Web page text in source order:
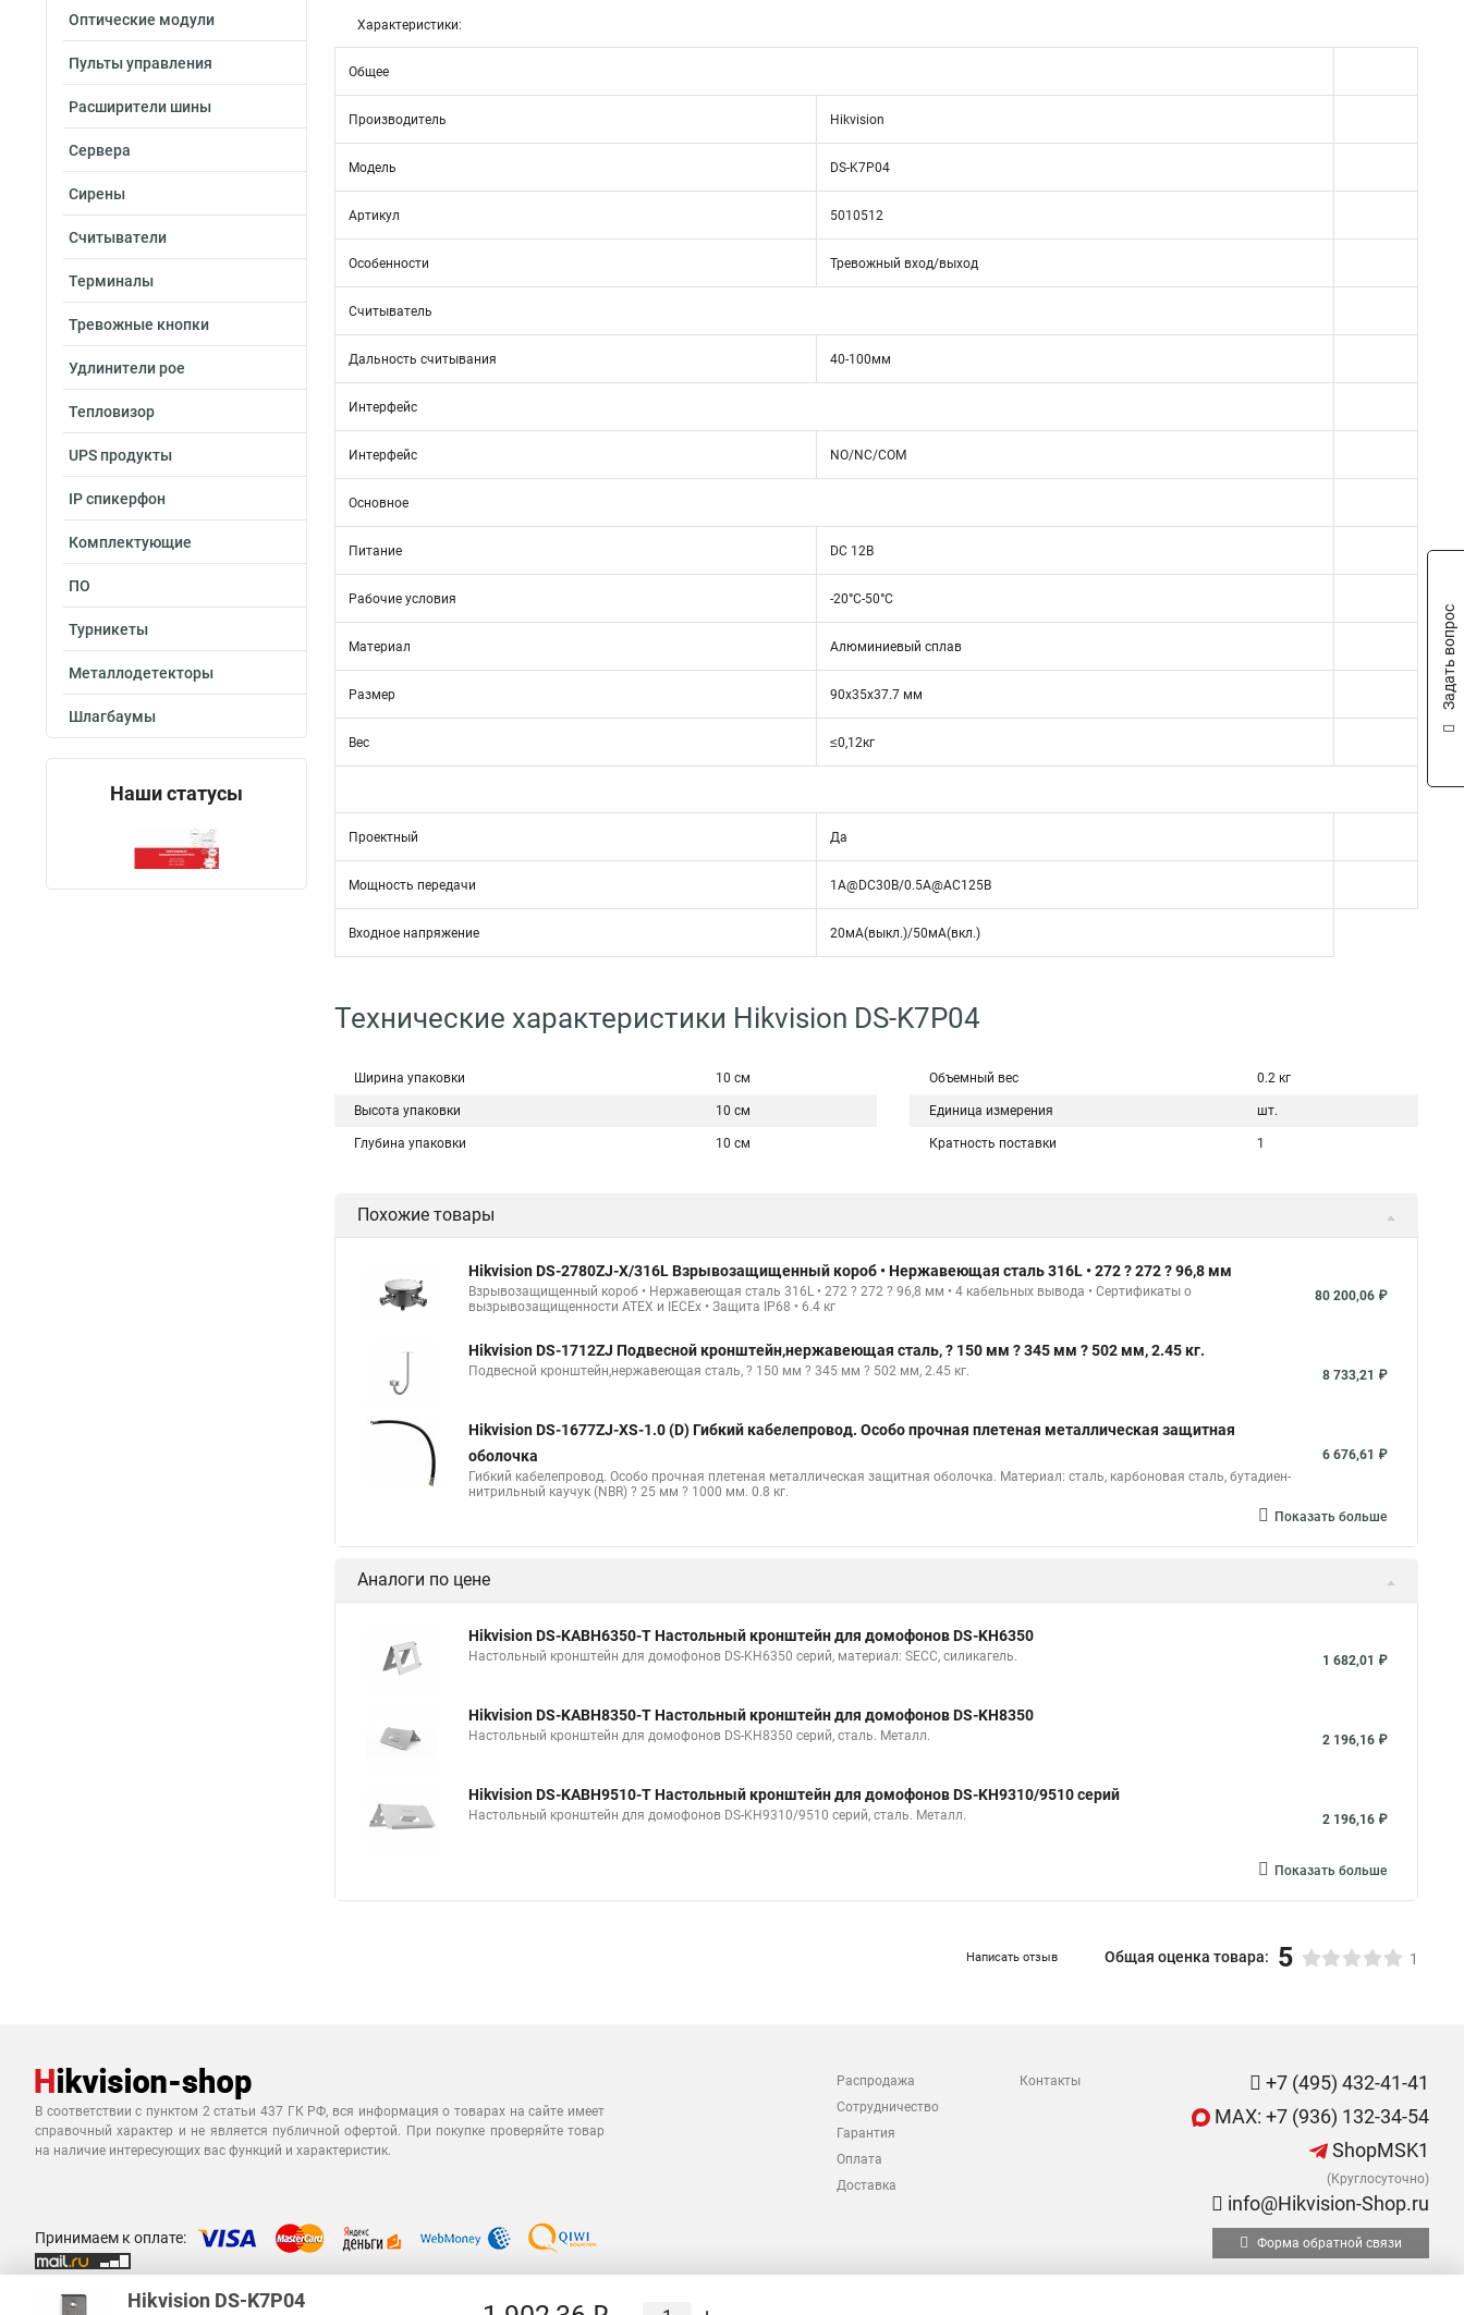
Оптические модули
Пульты управления
Расширители шины
Сервера
Сирены
Считыватели
Терминалы
Тревожные кнопки
Удлинители poe
Тепловизор
UPS продукты
IP спикерфон
Комплектующие
ПО
Турникеты
Металлодетекторы
Шлагбаумы
Наши статусы
Характеристики:
Общее
Производитель Hikvision
Модель DS-K7P04
Артикул 5010512
Особенности Тревожный вход/выход
Считыватель
Дальность считывания 40-100мм
Интерфейс
Интерфейс NO/NC/COM
Основное
Питание DC 12В
Рабочие условия -20°С-50°С
Материал Алюминиевый сплав
Размер 90x35x37.7 мм
Вес ≤0,12кг
Проектный Да
Мощность передачи 1А@DC30В/0.5А@AC125В
Входное напряжение 20мА(выкл.)/50мА(вкл.)
Технические характеристики Hikvision DS-K7P04
Ширина упаковки 10 см
Высота упаковки 10 см
Глубина упаковки 10 см
Объемный вес 0.2 кг
Единица измерения шт.
Кратность поставки 1
Похожие товары
Hikvision DS-2780ZJ-X/316L Взрывозащищенный короб • Нержавеющая сталь 316L • 272 ? 272 ? 96,8 мм
Взрывозащищенный короб • Нержавеющая сталь 316L • 272 ? 272 ? 96,8 мм • 4 кабельных вывода • Сертификаты о
вызрывозащищенности ATEX и IECEx • Защита IP68 • 6.4 кг
80 200,06 ₽
Hikvision DS-1712ZJ Подвесной кронштейн,нержавеющая сталь, ? 150 мм ? 345 мм ? 502 мм, 2.45 кг.
Подвесной кронштейн,нержавеющая сталь, ? 150 мм ? 345 мм ? 502 мм, 2.45 кг. 8 733,21 ₽
Hikvision DS-1677ZJ-XS-1.0 (D) Гибкий кабелепровод. Особо прочная плетеная металлическая защитная
оболочка
Гибкий кабелепровод. Особо прочная плетеная металлическая защитная оболочка. Материал: сталь, карбоновая сталь, бутадиен-
нитрильный каучук (NBR) ? 25 мм ? 1000 мм. 0.8 кг.
6 676,61 ₽
Показать больше
Аналоги по цене
Hikvision DS-KABH6350-T Настольный кронштейн для домофонов DS-KH6350
Настольный кронштейн для домофонов DS-KH6350 серий, материал: SECC, силикагель. 1 682,01 ₽
Hikvision DS-KABH8350-T Настольный кронштейн для домофонов DS-KH8350
Настольный кронштейн для домофонов DS-KH8350 серий, сталь. Металл. 2 196,16 ₽
Hikvision DS-KABH9510-T Настольный кронштейн для домофонов DS-KH9310/9510 серий
Настольный кронштейн для домофонов DS-KH9310/9510 серий, сталь. Металл. 2 196,16 ₽
Показать больше
Написать отзыв Общая оценка товара: 5 1
В соответствии с пунктом 2 статьи 437 ГК РФ, вся информация о товарах на сайте имеет
справочный характер и не является публичной офертой. При покупке проверяйте товар
на наличие интересующих вас функций и характеристик.
Распродажа
Сотрудничество
Гарантия
Оплата
Доставка
Контакты
+7 (495) 432-41-41
MAX: +7 (936) 132-34-54
ShopMSK1
(Круглосуточно)
info@Hikvision-Shop.ru
Принимаем к оплате: Форма обратной связи
Hikvision DS-K7P04
Задать вопрос